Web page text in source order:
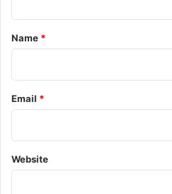
*
Name *
Email *
Website